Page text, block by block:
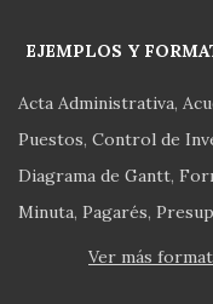
EJEMPLOS Y
Acta Administrativa
Puestos Control de
Diagrama de Gantt
Minuta Pagarés
Ver más